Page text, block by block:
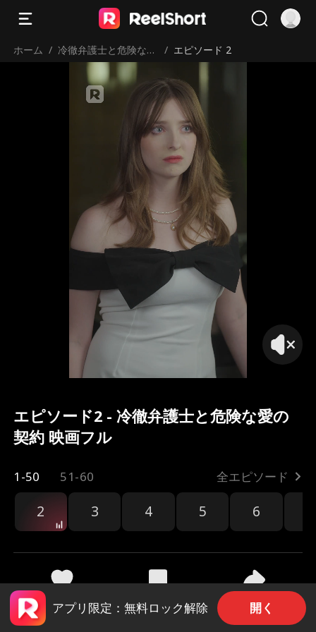
ホーム / 冷徹弁護士と危険な愛
/ エピソード 2
エピソード2 - 冷徹弁護士と危険な愛の
契約 映画フル
1-50 51-60 全エピソード
2 3 4 5 6
109 916 共有
アプリ限定：無料ロック解除 開く